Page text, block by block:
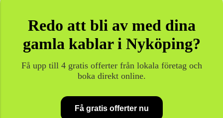
Redo att bli av med dina
gamla kablari Nyköping?
Få upp till 4 gratis offerter från lokala företag och
boka direkt online.
Få gratis offerter nu